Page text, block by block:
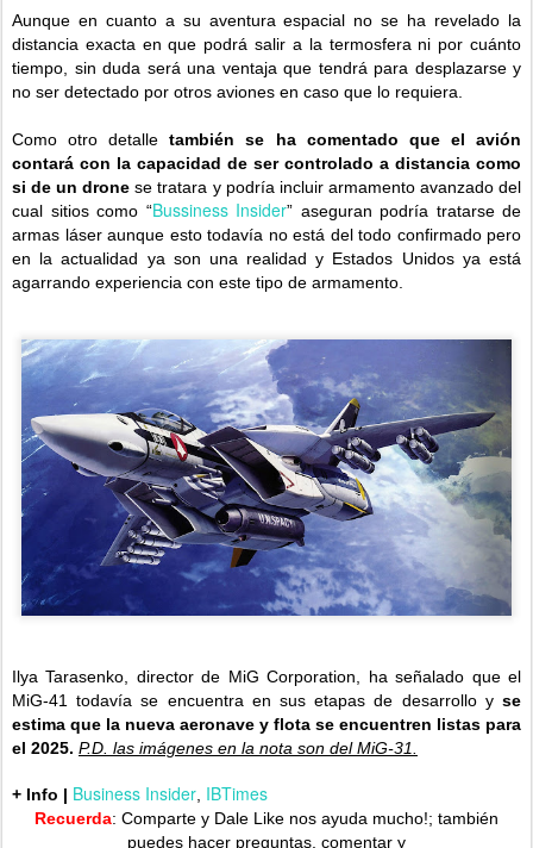
Aunque en cuanto a su aventura espacial no se ha revelado la
distancia exacta en que podrá salir a la termosfera ni por cuánto
tiempo, sin duda será una ventaja que tendrá para desplazarse y
no ser detectado por otros aviones en caso que lo requiera.
Como otro detalletambién se ha comentado que el avión
contará con la capacidad de ser controlado a distancia como
si de un dronese tratara y podría incluir armamento avanzado del
cual sitios como “Bussiness Insider” aseguran podría tratarse de
armas láser aunque esto todavía no está del todo confirmado pero
en la actualidad ya son una realidad y Estados Unidos ya está
agarrando experiencia con este tipo de armamento.
Ilya Tarasenko, director de MiG Corporation, ha señalado que el
MiG-41 todavía se encuentra en sus etapas de desarrollo y se
estima que la nueva aeronave y flota se encuentren listas para
el 2025. P.D. las imágenes en la nota son del MiG-31.
+ Info | Business Insider IBTimes
Recuerda: Comparte y Dale Like nos ayuda mucho!; también
puedes hacer preguntas, comentar y